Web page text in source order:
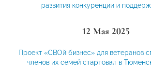
развития конкуренции и
12 Мая 2025
Проект «СВОй бизнес» для ветеранов
членов их семей стартовал в